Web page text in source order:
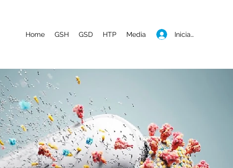
Iniciar sesión
Home GSH GSD HTP Media